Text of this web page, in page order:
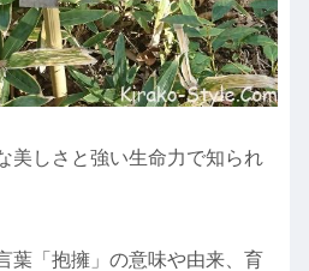
美しさと強い生命力で知られ
葉「抱擁」の意味や由来、育